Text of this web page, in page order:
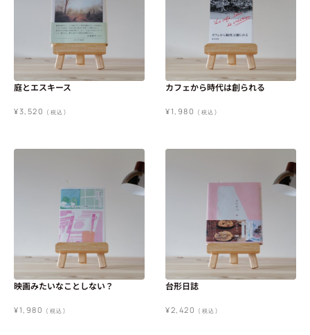
庭とエスキース
¥3,520 (税込)
カフェから時代は創られる
¥1,980 (税込)
映画みたいなことしない？
¥1,980 (税込)
台形日誌
¥2,420 (税込)